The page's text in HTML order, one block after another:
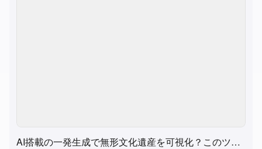
AI搭載の一発生成で無形文化遺産を可視化？このツールが実現します！